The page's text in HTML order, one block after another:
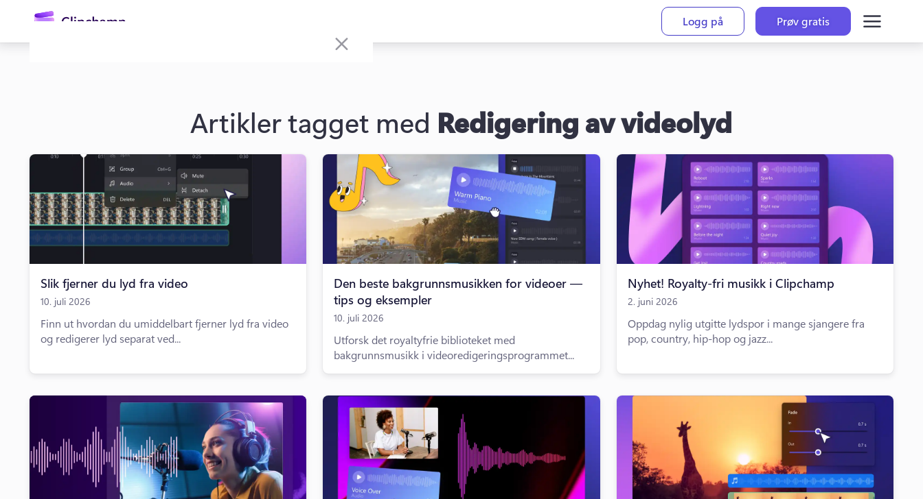
Logg på
Prøv gratis
Logg på
Prøv gratis
Artikler tagget med Redigering av videolyd
Slik fjerner du lyd fra video
10. juli 2026
Finn ut hvordan du umiddelbart fjerner lyd fra video
og redigerer lyd separat ved...
Den beste bakgrunnsmusikken for videoer —
tips og eksempler
10. juli 2026
Utforsk det royaltyfrie biblioteket med
bakgrunnsmusikk i videoredigeringsprogrammet...
Nyhet! Royalty-fri musikk i Clipchamp
2. juni 2026
Oppdag nylig utgitte lydspor i mange sjangere fra
pop, country, hip-hop og jazz...